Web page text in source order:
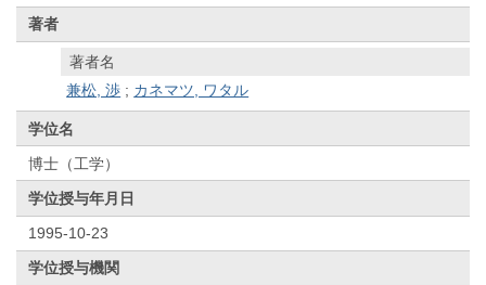
著者
著者名
兼松, 渉 ; カネマツ, ワタル
学位名
博士（工学）
学位授与年月日
1995-10-23
学位授与機関